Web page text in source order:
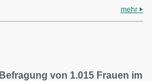
mehr
Befragung von 1.015 Frauen im